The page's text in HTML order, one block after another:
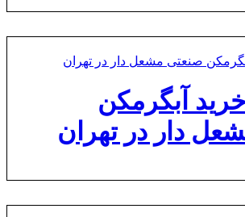
آبگرمکن
دار در تهران